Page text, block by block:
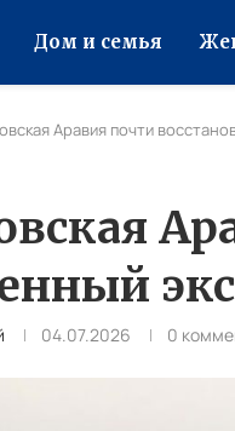
Дом и семья
Аравия почти
04.07.2026 0